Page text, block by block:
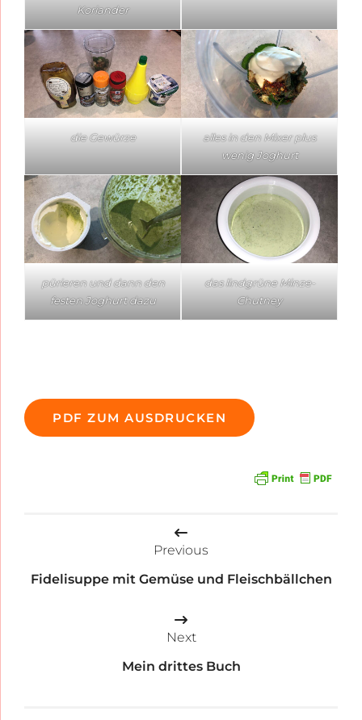
Koriander
die Gewürze
alles in den Mixer plus
wenig Joghurt
pürieren und dann den
festen Joghurt dazu
das lindgrüne Minze-
Chutney
PDF ZUM AUSDRUCKEN
Beitragsnavigation
Previous
Fidelisuppe mit Gemüse und Fleischbällchen
Next
Mein drittes Buch